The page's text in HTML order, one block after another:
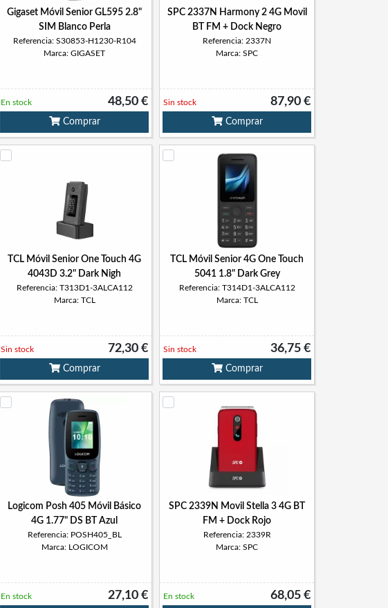
Gigaset Móvil Senior GL595 2.8"
SIM Blanco Perla
Referencia: S30853-H1230-R104
Marca: GIGASET
48,50 €
En stock
Comprar
SPC 2337N Harmony 2 4G Movil
BT FM + Dock Negro
Referencia: 2337N
Marca: SPC
87,90 €
Sin stock
Comprar
TCL Móvil Senior One Touch 4G
4043D 3.2" Dark Nigh
Referencia: T313D1-3ALCA112
Marca: TCL
72,30 €
Sin stock
Comprar
TCL Móvil Senior 4G One Touch
5041 1.8" Dark Grey
Referencia: T314D1-3ALCA112
Marca: TCL
36,75 €
Sin stock
Comprar
Logicom Posh 405 Móvil Básico
4G 1.77" DS BT Azul
Referencia: POSH405_BL
Marca: LOGICOM
27,10 €
En stock
SPC 2339N Movil Stella 3 4G BT
FM + Dock Rojo
Referencia: 2339R
Marca: SPC
68,05 €
En stock